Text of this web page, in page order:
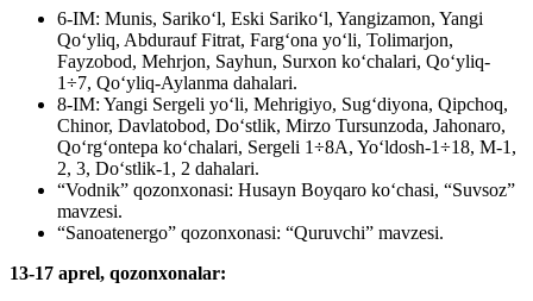
6-IM: Munis, Sariko‘l, Eski Sariko‘l, Yangizamon, Yangi
Qo‘yliq, Abdurauf Fitrat, Farg‘ona yo‘li, Tolimarjon,
Fayzobod, Mehrjon, Sayhun, Surxon ko‘chalari, Qo‘yliq-
1÷7, Qo‘yliq-Aylanma dahalari.
8-IM: Yangi Sergeli yo‘li, Mehrigiyo, Sug‘diyona, Qipchoq,
Chinor, Davlatobod, Do‘stlik, Mirzo Tursunzoda, Jahonaro,
Qo‘rg‘ontepa ko‘chalari, Sergeli 1÷8A, Yo‘ldosh-1÷18, M-1,
2, 3, Do‘stlik-1, 2 dahalari.
“Vodnik” qozonxonasi: Husayn Boyqaro ko‘chasi, “Suvsoz”
mavzesi.
“Sanoatenergo” qozonxonasi: “Quruvchi” mavzesi.
13-17 aprel, qozonxonalar: